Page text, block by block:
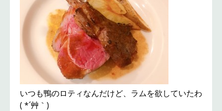
いつも鴨のロティなんだけど、ラムを欲していたわ
( *´艸｀)